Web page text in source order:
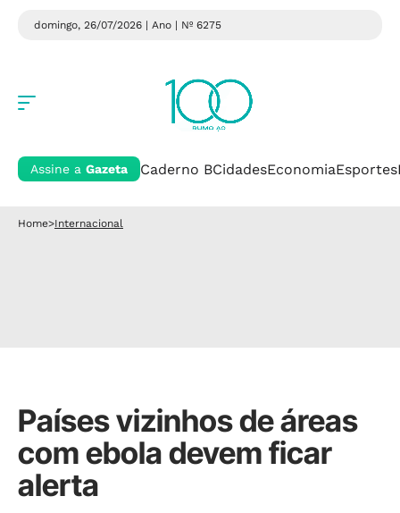
domingo, 26/07/2026 | Ano | Nº 6275
Assine a Gazeta Caderno BCidadesEconomiaEsportes
Home>Internacional
Países vizinhos de áreas
com ebola devem ficar
alerta